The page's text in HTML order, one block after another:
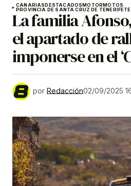
CANARIASDESTACADOSMOTORMOTOS
PROVINCIA DE SANTA CRUZ DE TENERIFE
La familia
el apartado de
imponerse en el
por Redacción02/09/2025